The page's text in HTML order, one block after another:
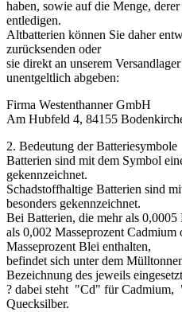
haben, sowie auf die Menge,
entledigen.
Altbatterien können Sie daher
zurücksenden oder
sie direkt an unserem
unentgeltlich abgeben:
Firma Westenthanner GmbH
Am Hubfeld 4, 84155
2. Bedeutung der Batteriesymbole
Batterien sind mit dem Symbol
gekennzeichnet.
Schadstoffhaltige Batterien sind
besonders gekennzeichnet.
Bei Batterien, die mehr als 0,0005
als 0,002 Masseprozent Cadmium
Masseprozent Blei enthalten,
befindet sich unter dem
Bezeichnung des jeweils
? dabei steht "Cd" für
Quecksilber.